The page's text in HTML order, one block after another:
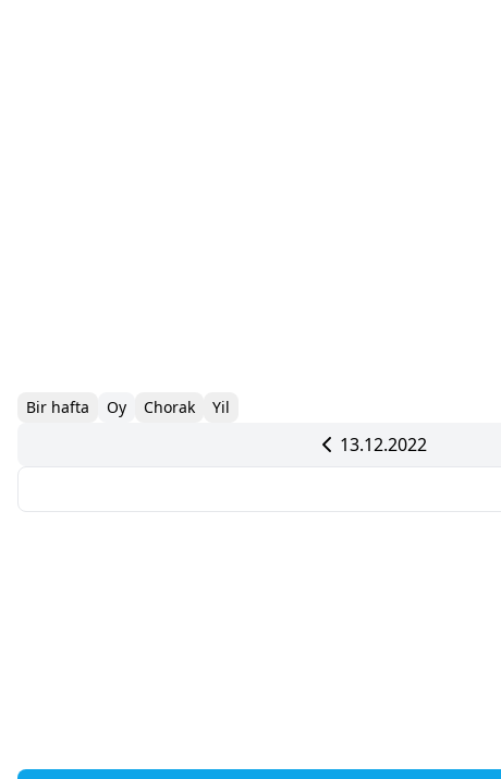
Bir hafta Oy Chorak Yil
13.12.2022